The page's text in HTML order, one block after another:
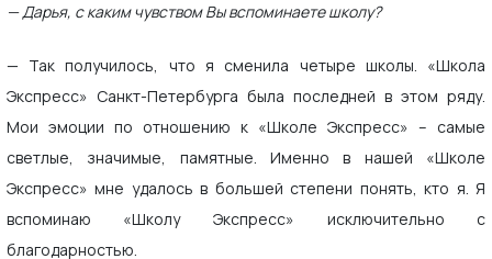
— Дарья, с каким чувством Вы вспоминаете школу?
— Так получилось, что я сменила четыре школы. «Школа
Экспресс» Санкт-Петербурга была последней в этом ряду.
Мои эмоции по отношению к «Школе Экспресс» – самые
светлые, значимые, памятные. Именно в нашей «Школе
Экспресс» мне удалось в большей степени понять, кто я. Я
вспоминаю «Школу Экспресс» исключительно с
благодарностью.